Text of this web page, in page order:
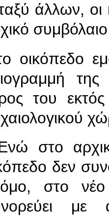
άλλων,
οικόπεδο
του
στο
δεν
στο νέο
με